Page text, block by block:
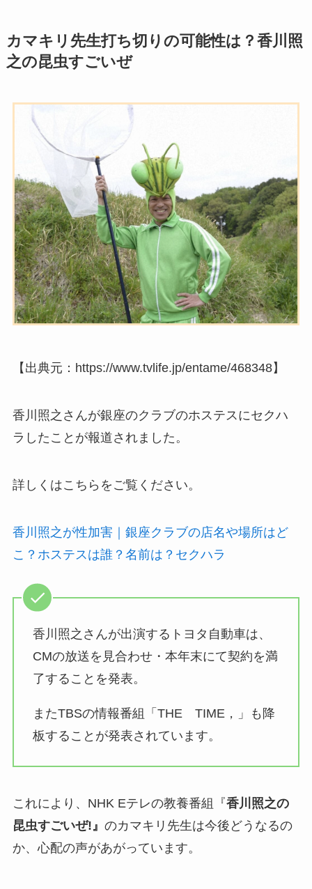
カマキリ先生打ち切りの可能性は？香川照
之の昆虫すごいぜ
【出典元：https://www.tvlife.jp/entame/468348】
香川照之さんが銀座のクラブのホステスにセクハ
ラしたことが報道されました。
詳しくはこちらをご覧ください。
香川照之が性加害｜銀座クラブの店名や場所はど
こ？ホステスは誰？名前は？セクハラ
香川照之さんが出演するトヨタ自動車は、
CMの放送を見合わせ・本年末にて契約を満
了することを発表。
またTBSの情報番組「THE TIME，」も降
板することが発表されています。
これにより、NHK Eテレの教養番組『香川照之の
昆虫すごいぜ!』 のカマキリ先生は今後どうなるの
か、心配の声があがっています。